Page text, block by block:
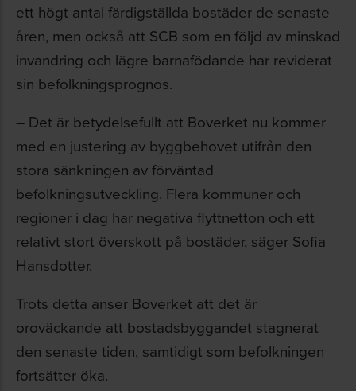
ett högt antal färdigställda bostäder de senaste
åren, men också att SCB som en följd av minskad
invandring och lägre barnafödande har reviderat
sin befolkningsprognos.
– Det är betydelsefullt att Boverket nu kommer
med en justering av byggbehovet utifrån den
stora sänkningen av förväntad
befolkningsutveckling. Flera kommuner och
regioner i dag har negativa flyttnetton och ett
relativt stort överskott på bostäder, säger Sofia
Hansdotter.
Trots detta anser Boverket att det är
oroväckande att bostadsbyggandet stagnerat
den senaste tiden, samtidigt som befolkningen
fortsätter öka.